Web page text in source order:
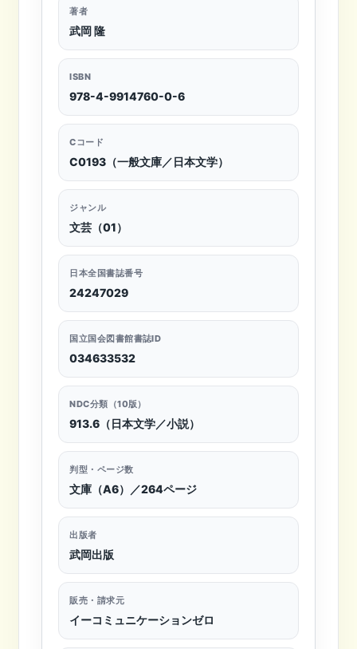
著者
武岡 隆
ISBN
978-4-9914760-0-6
Cコード
C0193（一般文庫／日本文学）
ジャンル
文芸（01）
日本全国書誌番号
24247029
国立国会図書館書誌ID
034633532
NDC分類（10版）
913.6（日本文学／小説）
判型・ページ数
文庫（A6）／264ページ
出版者
武岡出版
販売・請求元
イーコミュニケーションゼロ